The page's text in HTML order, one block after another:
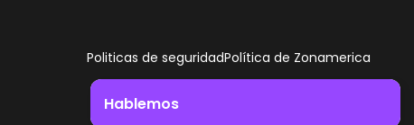
Politicas de seguridadPolítica de Zonamerica
Hablemos